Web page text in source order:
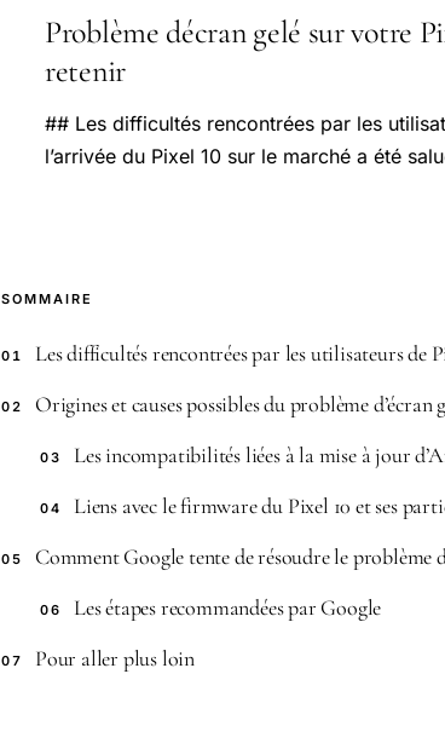
Problème décran gelé sur votre
retenir
## Les difficultés rencontrées par les
l’arrivée du Pixel 10 sur le marché a été
SOMMAIRE
01 Les difficultés rencontrées par les utilisateurs de
02 Origines et causes possibles du problème
03 Les incompatibilités liées à la mise à jour
04 Liens avec le firmware du Pixel 10 et ses
05 Comment Google tente de résoudre le problème
06 Les étapes recommandées par Google
07 Pour aller plus loin